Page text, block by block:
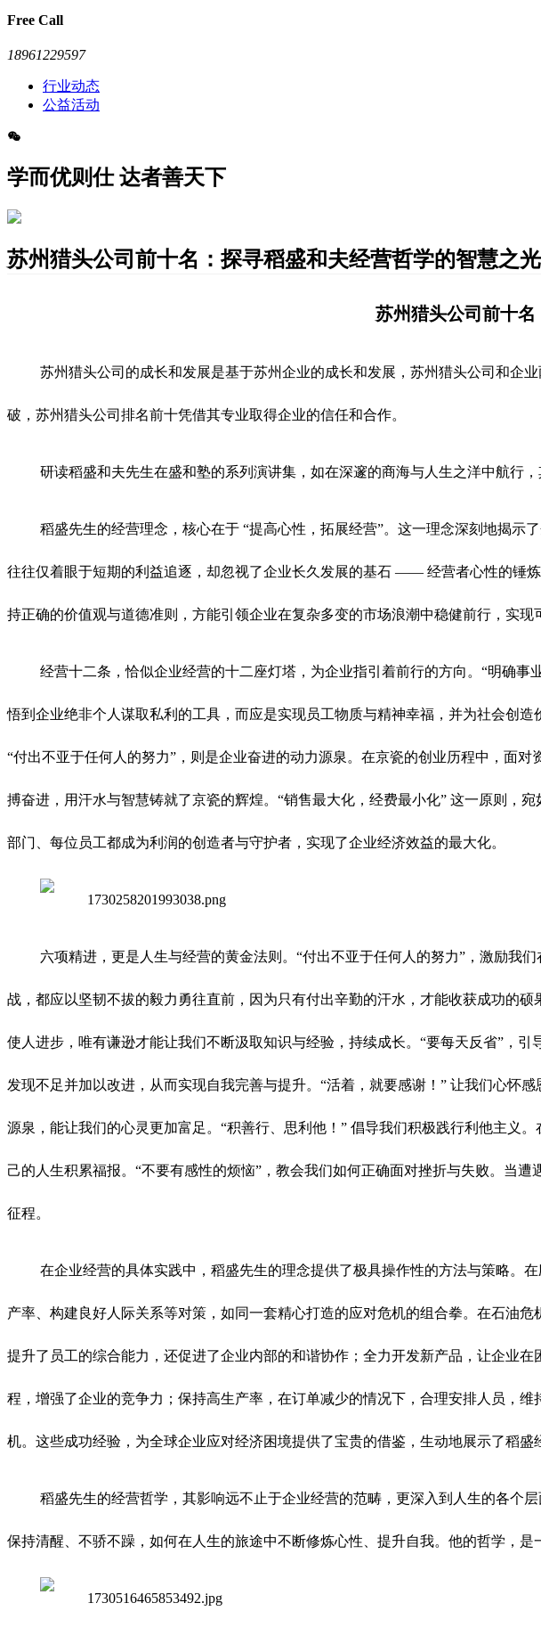
Free Call
18961229597
行业动态
公益活动
学而优则仕 达者善天下
苏州猎头公司前十名：探寻稻盛和夫经营哲学的智慧之光
苏州猎头公司前十
苏州猎头公司的成长和发展是基于苏州企业的成长和发展，苏州猎头公司和企
破，苏州猎头公司排名前十凭借其专业取得企业的信任和合作。
研读稻盛和夫先生在盛和塾的系列演讲集，如在深邃的商海与人生之洋中航行
稻盛先生的经营理念，核心在于 “提高心性，拓展经营”。这一理念深刻地揭
往往仅着眼于短期的利益追逐，却忽视了企业长久发展的基石 —— 经营者心性的锤
持正确的价值观与道德准则，方能引领企业在复杂多变的市场浪潮中稳健前行，实现
经营十二条，恰似企业经营的十二座灯塔，为企业指引着前行的方向。“明确
悟到企业绝非个人谋取私利的工具，而应是实现员工物质与精神幸福，并为社会创
“付出不亚于任何人的努力”，则是企业奋进的动力源泉。在京瓷的创业历程中，面
搏奋进，用汗水与智慧铸就了京瓷的辉煌。“销售最大化，经费最小化” 这一原则，
部门、每位员工都成为利润的创造者与守护者，实现了企业经济效益的最大化。
六项精进，更是人生与经营的黄金法则。“付出不亚于任何人的努力”，激励我
战，都应以坚韧不拔的毅力勇往直前，因为只有付出辛勤的汗水，才能收获成功的
使人进步，唯有谦逊才能让我们不断汲取知识与经验，持续成长。“要每天反省”，
发现不足并加以改进，从而实现自我完善与提升。“活着，就要感谢！” 让我们心怀
源泉，能让我们的心灵更加富足。“积善行、思利他！” 倡导我们积极践行利他主义
己的人生积累福报。“不要有感性的烦恼”，教会我们如何正确面对挫折与失败。当
征程。
在企业经营的具体实践中，稻盛先生的理念提供了极具操作性的方法与策略。
产率、构建良好人际关系等对策，如同一套精心打造的应对危机的组合拳。在石油
提升了员工的综合能力，还促进了企业内部的和谐协作；全力开发新产品，让企业
程，增强了企业的竞争力；保持高生产率，在订单减少的情况下，合理安排人员，
机。这些成功经验，为全球企业应对经济困境提供了宝贵的借鉴，生动地展示了稻盛
稻盛先生的经营哲学，其影响远不止于企业经营的范畴，更深入到人生的各个
保持清醒、不骄不躁，如何在人生的旅途中不断修炼心性、提升自我。他的哲学，是